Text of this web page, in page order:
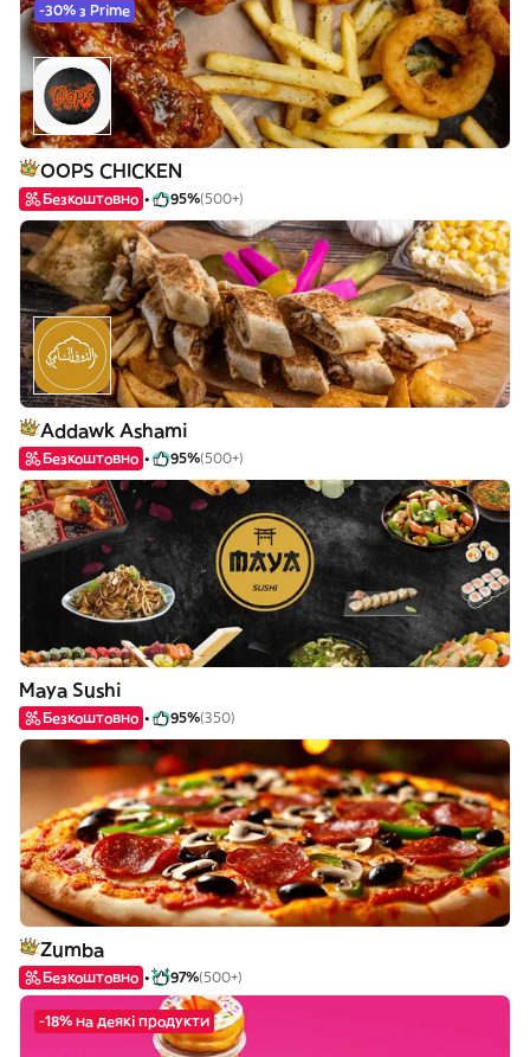
-30% з Prime
OOPS CHICKEN
Безкоштовно 95%(500+)
Addawk Ashami
Безкоштовно 95%(500+)
Maya Sushi
Безкоштовно 95%(350)
Zumba
Безкоштовно 97%(500+)
-18% на деякі продукти